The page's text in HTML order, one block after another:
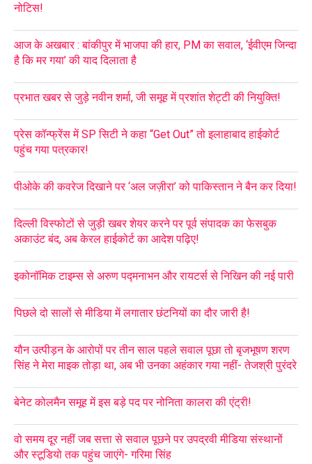
नोटिस!
आज के अखबार : बांकीपुर में भाजपा की हार, PM का सवाल, ‘ईवीएम जिन्दा
है कि मर गया’ की याद दिलाता है
प्रभात खबर से जुड़े नवीन शर्मा, जी समूह में प्रशांत शेट्टी की नियुक्ति!
प्रेस कॉन्फ्रेंस में SP सिटी ने कहा “Get Out” तो इलाहाबाद हाईकोर्ट
पहुंच गया पत्रकार!
पीओके की कवरेज दिखाने पर ‘अल जज़ीरा’ को पाकिस्तान ने बैन कर दिया!
दिल्ली विस्फोटों से जुड़ी खबर शेयर करने पर पूर्व संपादक का फेसबुक
अकाउंट बंद, अब केरल हाईकोर्ट का आदेश पढ़िए!
इकोनॉमिक टाइम्स से अरुण पद्मनाभन और रायटर्स से निखिन की नई पारी
पिछले दो सालों से मीडिया में लगातार छंटनियों का दौर जारी है!
यौन उत्पीड़न के आरोपों पर तीन साल पहले सवाल पूछा तो बृजभूषण शरण
सिंह ने मेरा माइक तोड़ा था, अब भी उनका अहंकार गया नहीं- तेजश्री पुरंदरे
बेनेट कोलमैन समूह में इस बड़े पद पर नोनिता कालरा की एंट्री!
वो समय दूर नहीं जब सत्ता से सवाल पूछने पर उपद्रवी मीडिया संस्थानों
और स्टूडियो तक पहुंच जाएंगे- गरिमा सिंह